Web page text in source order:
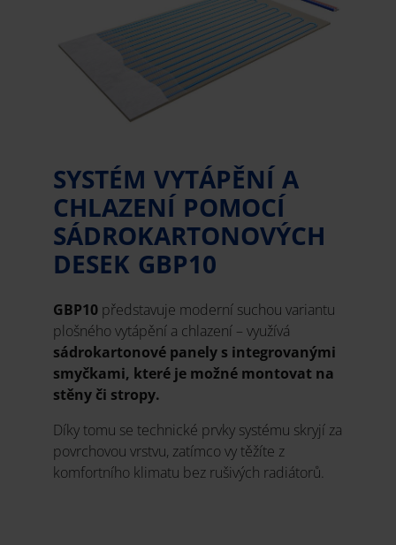
SYSTÉM VYTÁPĚNÍ A
CHLAZENÍ POMOCÍ
SÁDROKARTONOVÝCH
DESEK GBP10
GBP10 představuje moderní suchou variantu
plošného vytápění a chlazení – využívá
sádrokartonové panely s integrovanými
smyčkami, které je možné montovat na
stěny či stropy.
Díky tomu se technické prvky systému skryjí za
povrchovou vrstvu, zatímco vy těžíte z
komfortního klimatu bez rušivých radiátorů.